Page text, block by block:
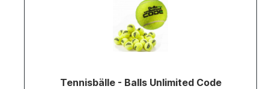
Tennisbälle - Balls Unlimited Code